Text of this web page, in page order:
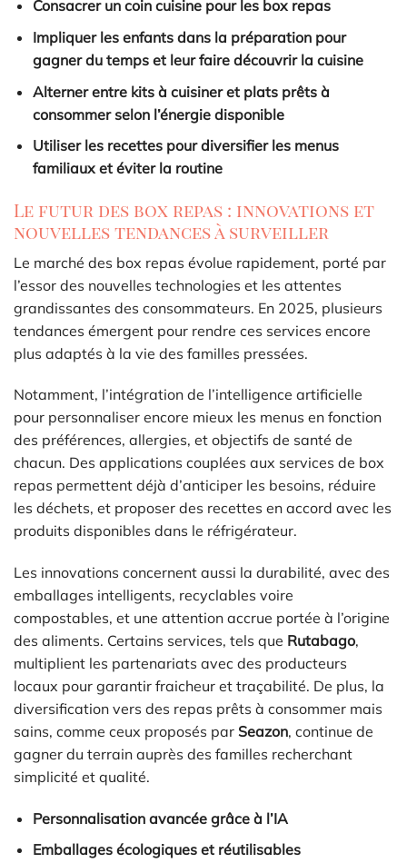
Consacrer un coin cuisine pour les box repas
Impliquer les enfants dans la préparation pour
gagner du temps et leur faire découvrir la cuisine
Alterner entre kits à cuisiner et plats prêts à
consommer selon l’énergie disponible
Utiliser les recettes pour diversifier les menus
familiaux et éviter la routine
Le futur des box repas : innovations et
nouvelles tendances à surveiller
Le marché des box repas évolue rapidement, porté par
l’essor des nouvelles technologies et les attentes
grandissantes des consommateurs. En 2025, plusieurs
tendances émergent pour rendre ces services encore
plus adaptés à la vie des familles pressées.
Notamment, l’intégration de l’intelligence artificielle
pour personnaliser encore mieux les menus en fonction
des préférences, allergies, et objectifs de santé de
chacun. Des applications couplées aux services de box
repas permettent déjà d’anticiper les besoins, réduire
les déchets, et proposer des recettes en accord avec les
produits disponibles dans le réfrigérateur.
Les innovations concernent aussi la durabilité, avec des
emballages intelligents, recyclables voire
compostables, et une attention accrue portée à l’origine
des aliments. Certains services, tels que Rutabago,
multiplient les partenariats avec des producteurs
locaux pour garantir fraicheur et traçabilité. De plus, la
diversification vers des repas prêts à consommer mais
sains, comme ceux proposés par Seazon, continue de
gagner du terrain auprès des familles recherchant
simplicité et qualité.
Personnalisation avancée grâce à l’IA
Emballages écologiques et réutilisables